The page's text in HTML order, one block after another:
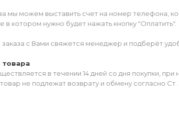
мы можем выставить счет на номер телефона,
в котором нужно будет нажать кнопку "Оплатить".
с Вами свяжется менеджер и подберёт
товара
в течении 14 дней со дня покупки,
не подлежат возврату и обмену согласно